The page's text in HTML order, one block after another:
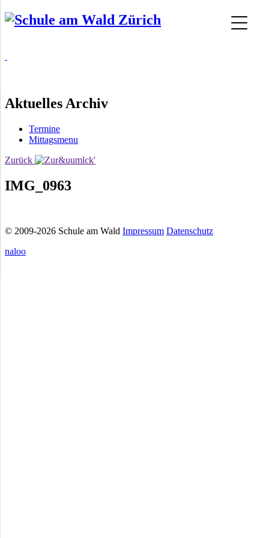
Aktuelles Archiv
Termine
Mittagsmenu
Zurück
IMG_0963
© 2009-2026 Schule am Wald Impressum Datenschutz
naloo